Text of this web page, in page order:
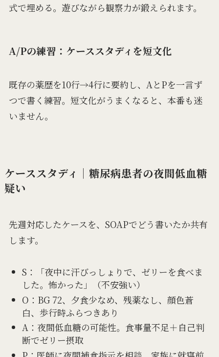
式で埋める。遊びながら観察力が鍛えられます。
A/Pの練習：ケーススタディを短文化
既存の薬歴を10行→4行に要約し、AとPを一言ず
つで書く練習。短文化がうまくなると、本番も迷
いません。
ケーススタディ｜糖尿病患者の夜間低血糖
疑い
先週対応したケースを、SOAPでどう書いたか共有
します。
S：「夜中に汗びっしょりで、ゼリーを食べま
した。怖かった」（不安強い）
O：BG 72、夕食少なめ、残薬なし、顔色蒼
白、歩行時ふらつきあり
A：夜間低血糖の可能性。食事量不足＋自己判
断でゼリー摂取